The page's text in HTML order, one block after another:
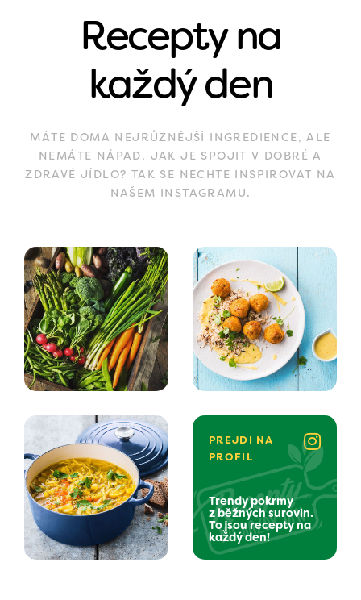
Recepty na
každý den
MÁTE DOMA NEJRŮZNĚJŠÍ INGREDIENCE, ALE
NEMÁTE NÁPAD, JAK JE SPOJIT V DOBRÉ A
ZDRAVÉ JÍDLO? TAK SE NECHTE INSPIROVAT NA
NAŠEM INSTAGRAMU.
PREJDI NA
PROFIL
Trendy pokrmy
z běžných surovin.
To jsou recepty na
každý den!